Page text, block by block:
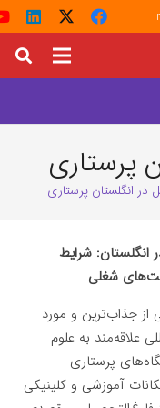
پرستاری
در انگلستان پرستاری
انگلستان: شرایط
شغلی
جذاب‌ترین و مورد
علاقه‌مند به علوم
پرستاری
آموزشی و کلینیکی